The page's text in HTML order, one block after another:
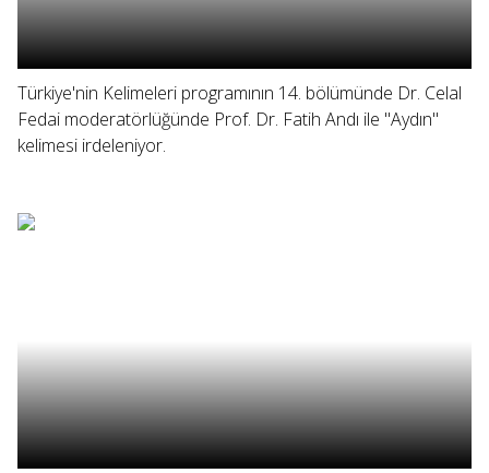
Türkiye'nin Kelimeleri programının 14. bölümünde Dr. Celal
Fedai moderatörlüğünde Prof. Dr. Fatih Andı ile "Aydın"
kelimesi irdeleniyor.